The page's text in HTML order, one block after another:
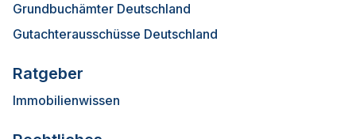
Grundbuchämter Deutschland
Gutachterausschüsse Deutschland
Ratgeber
Immobilienwissen